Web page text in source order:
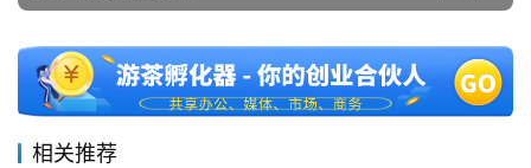
相关推荐